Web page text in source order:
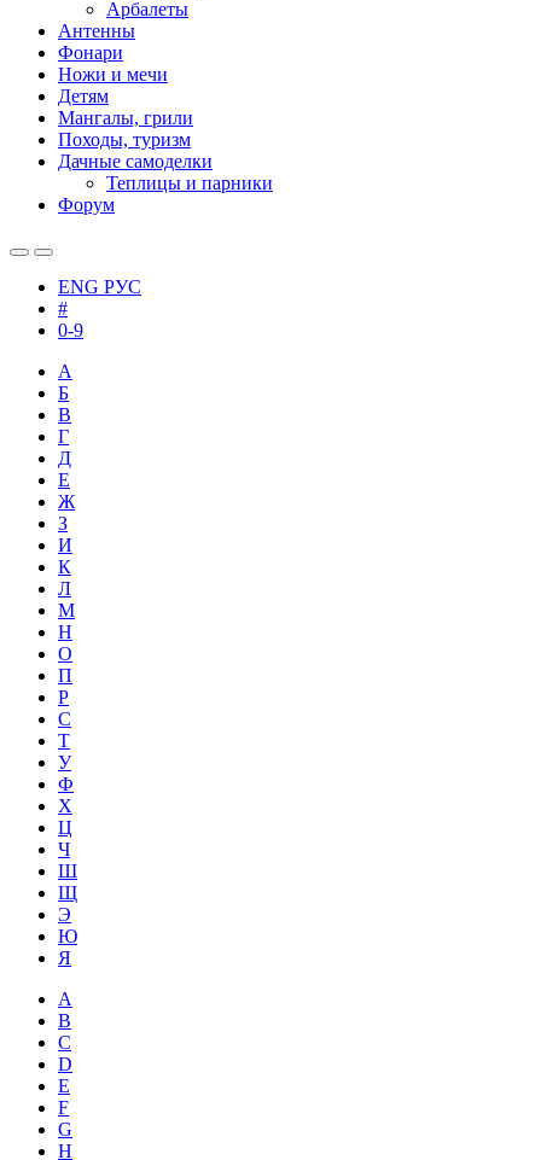
Арбалеты
Антенны
Фонари
Ножи и мечи
Детям
Мангалы, грили
Походы, туризм
Дачные самоделки
Теплицы и парники
Форум
ENG РУС
#
0-9
А
Б
В
Г
Д
Е
Ж
З
И
К
Л
М
Н
О
П
Р
С
Т
У
Ф
Х
Ц
Ч
Ш
Щ
Э
Ю
Я
A
B
C
D
E
F
G
H